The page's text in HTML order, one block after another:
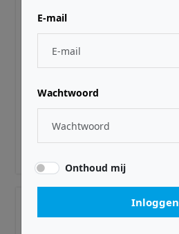
ROCKNROLLER ·RR-10017
R14PACK
€ 16,99
E-mail
Wachtwoord
Onthoud mij
Inloggen